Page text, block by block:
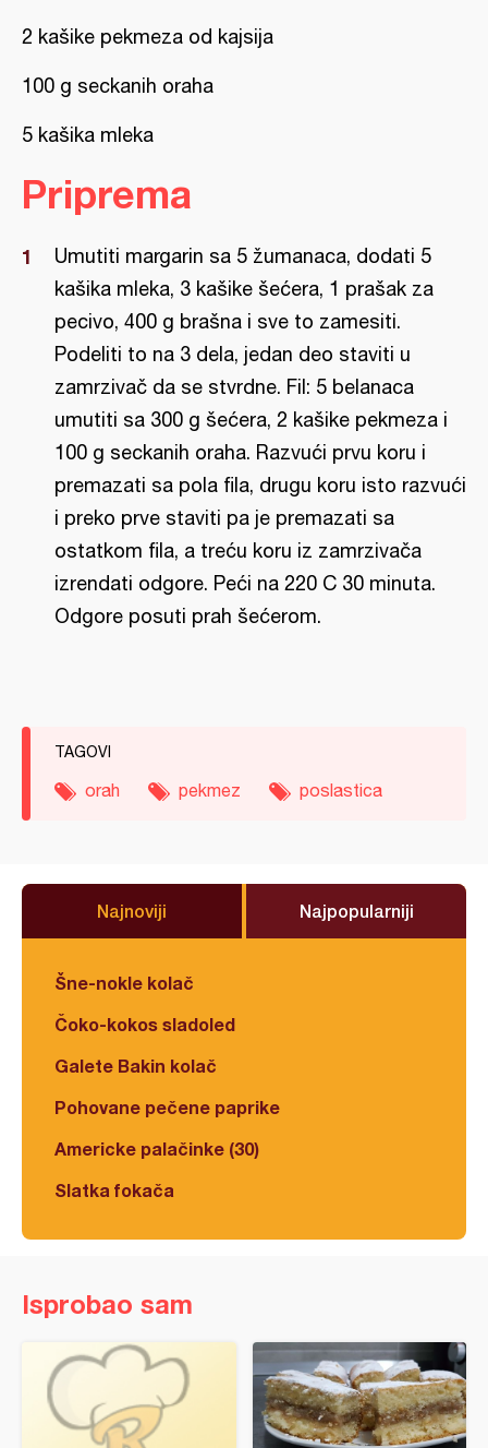
2 kašike pekmeza od kajsija
100 g seckanih oraha
5 kašika mleka
Priprema
Umutiti margarin sa 5 žumanaca, dodati 5
kašika mleka, 3 kašike šećera, 1 prašak za
pecivo, 400 g brašna i sve to zamesiti.
Podeliti to na 3 dela, jedan deo staviti u
zamrzivač da se stvrdne. Fil: 5 belanaca
umutiti sa 300 g šećera, 2 kašike pekmeza i
100 g seckanih oraha. Razvući prvu koru i
premazati sa pola fila, drugu koru isto razvući
i preko prve staviti pa je premazati sa
ostatkom fila, a treću koru iz zamrzivača
izrendati odgore. Peći na 220 C 30 minuta.
Odgore posuti prah šećerom.
TAGOVI
orah pekmez poslastica
Najnoviji Najpopularniji
Šne-nokle kolač
Čoko-kokos sladoled
Galete Bakin kolač
Pohovane pečene paprike
Americke palačinke (30)
Slatka fokača
Isprobao sam